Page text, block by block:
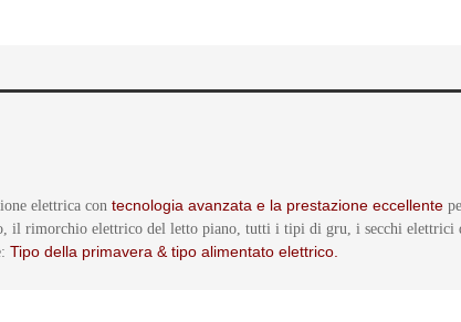
elettrica con tecnologia avanzata e la prestazione eccellente
il rimorchio elettrico del letto piano, tutti i tipi di gru, i secchi elettrici
Tipo della primavera & tipo alimentato elettrico.